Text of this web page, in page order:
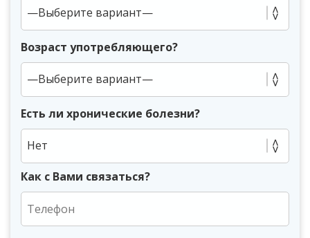
Возраст употребляющего?
Есть ли хронические болезни?
Нет
Как с Вами связаться?